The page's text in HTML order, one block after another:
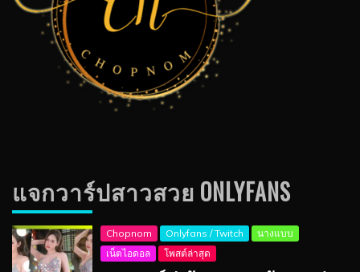
แจกวาร์ปสาวสวย ONLYFANS
Chopnom Onlyfans / Twitch
นางแบบ
เน็ตไอดอล
โพสต์ล่าสุด